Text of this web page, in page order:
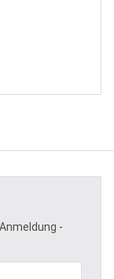
Sternen
-